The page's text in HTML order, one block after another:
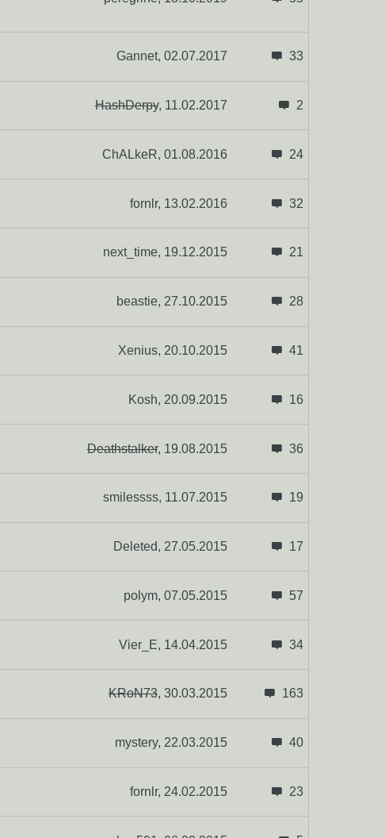
33
Gannet, 02.07.2017
2
HashDerpy, 11.02.2017
24
ChALkeR, 01.08.2016
32
fornlr, 13.02.2016
21
next_time, 19.12.2015
28
beastie, 27.10.2015
41
Xenius, 20.10.2015
16
Kosh, 20.09.2015
36
Deathstalker, 19.08.2015
19
smilessss, 11.07.2015
17
Deleted, 27.05.2015
57
polym, 07.05.2015
34
Vier_E, 14.04.2015
163
KRoN73, 30.03.2015
40
mystery, 22.03.2015
23
fornlr, 24.02.2015